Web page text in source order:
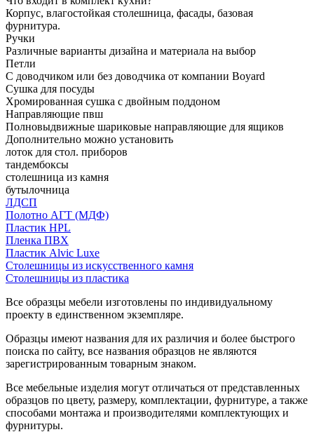
Корпус, влагостойкая столешница, фасады, базовая
фурнитура.
Ручки
Различные варианты дизайна и материала на выбор
Петли
С доводчиком или без доводчика от компании Boyard
Сушка для посуды
Хромированная сушка с двойным поддоном
Направляющие пвш
Полновыдвижные шариковые направляющие для ящиков
Дополнительно можно установить
лоток для стол. приборов
тандембоксы
столешница из камня
бутылочница
ЛДСП
Полотно АГТ (МДФ)
Пластик HPL
Пленка ПВХ
Пластик Alvic Luxe
Столешницы из искусственного камня
Столешницы из пластика
Все образцы мебели изготовлены по индивидуальному
проекту в единственном экземпляре.
Образцы имеют названия для их различия и более быстрого
поиска по сайту, все названия образцов не являются
зарегистрированным товарным знаком.
Все мебельные изделия могут отличаться от представленных
образцов по цвету, размеру, комплектации, фурнитуре, а также
способами монтажа и производителями комплектующих и
фурнитуры.